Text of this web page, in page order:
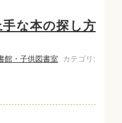
手な本の探し方
館・子供図書室 カテゴリ: